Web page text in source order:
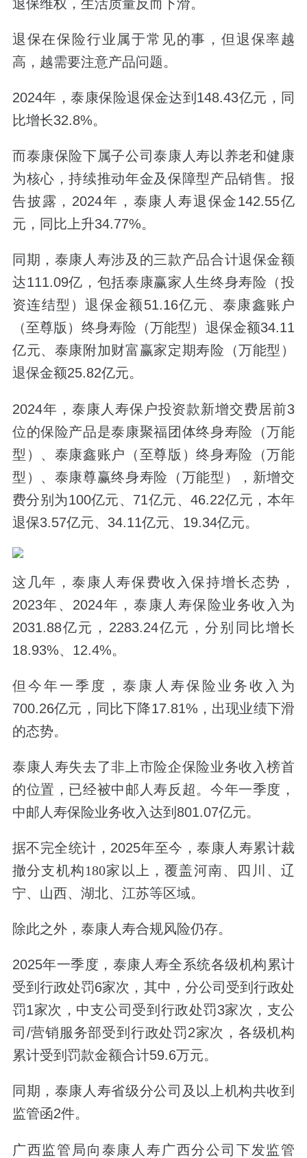
退保维权，生活质量反而下滑。
退保在保险行业属于常见的事，但退保率越
高，越需要注意产品问题。
2024年，泰康保险退保金达到 148.43亿元，同
比增长32.8%。
而泰康保险下属子公司泰康人寿以养老和健康
为核心，持续推动年金及保障型产品销售。报
告披露， 2024年，泰康人寿退保金142.55亿
元，同比上升34.77%。
同期， 泰康人寿涉及的三款产品合计退保金额
达111.09亿 ， 包括泰康赢家人生终身寿险（投
资连结型）退保金额51.16亿元、泰康鑫账户
（至尊版）终身寿险（万能型）退保金额34.11
亿元、 泰康附加财富赢家定期寿险（万能型）
退保金额25.82亿元。
2024年， 泰康人寿保户投资款新增交费居前3
位的保险产品是泰康聚福团体终身寿险（万能
型）、泰康鑫账户（至尊版）终身寿险（万能
型）、泰康尊赢终身寿险（万能型）
，新增交
费分别为100亿元、 71亿元、46.22亿元，本年
退保3.57亿元、 34.11亿元、 19.34亿元。
这几年，泰康人寿保费收入保持增长态势，
2023年、 2024年，泰康人寿保险业务收入为
2031.88亿元， 2283.24亿元，分别同比增长
18.93%、 12.4%。
但今年一季度，泰康人寿保险业务收入为
700.26亿元，同比下降17.81% ，出现业绩下滑
的态势。
泰康人寿失去了非上市险企保险业务收入榜首
的位置，已经被中邮人寿反超。 今年一季度，
中邮人寿保险业务收入达到 801.07亿元。
据不完全统计， 2025年至今，泰康人寿累计裁
撤分支机构180家以上，覆盖河南、四川、辽
宁、山西、湖北、江苏等区域。
除此之外，泰康人寿合规风险仍存。
2025年一季度， 泰康人寿全系统各级机构累计
受到行政处罚6家次， 其中，分公司受到行政处
罚1家次，中支公司受到行政处罚3家次，支公
司 /营销服务部受到行政处罚2家次，各级机构
累计受到罚款金额合计59.6万元。
同期，泰康人寿省级分公司及以上机构共收到
监管函2件。
广西监管局向泰康人寿广西分公司下发监管